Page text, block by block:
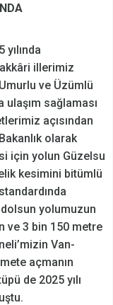
illerimiz
ve Üzümlü
ulaşım sağlaması
açısından
olarak
için yolun Güzelsu
kesimini bitümlü
yolumuzun
ve 3 bin 150 metre
Van-
açmanın
de 2025 yılı